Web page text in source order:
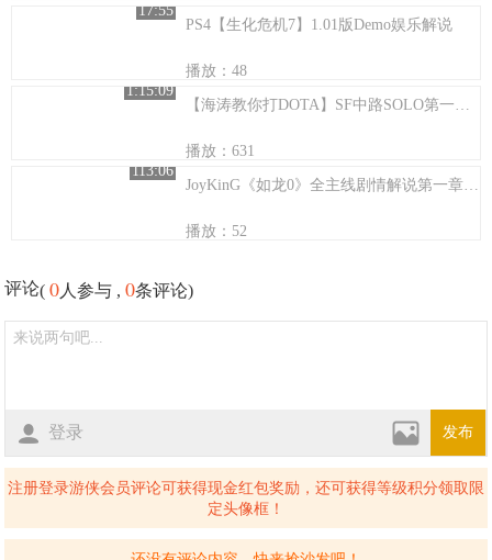
17:55
PS4【生化危机7】1.01版Demo娱乐解说
播放：48
1:15:09
【海涛教你打DOTA】SF中路SOLO第一视角教学
播放：631
113:06
JoyKinG《如龙0》全主线剧情解说第一章：杯之誓约
播放：52
评论(0 人参与 ,0条评论)
登录 发布
注册登录游侠会员评论可获得现金红包奖励，还可获得等级积分领取限
定头像框！